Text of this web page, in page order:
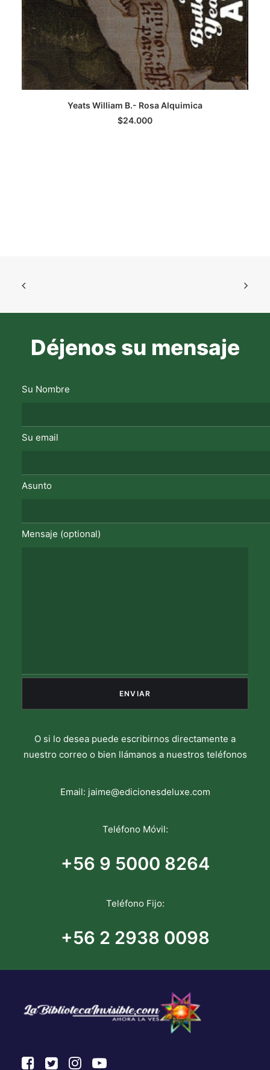
LEER MÁS
Yeats William B.- Rosa Alquimica
$24.000
Déjenos su mensaje
Su Nombre
Su email
Asunto
Mensaje (optional)
O si lo desea puede escribirnos directamente a
nuestro correo o bien llámanos a nuestros teléfonos
Email: jaime@edicionesdeluxe.com
Teléfono Móvil:
+56 9 5000 8264
Teléfono Fijo:
+56 2 2938 0098